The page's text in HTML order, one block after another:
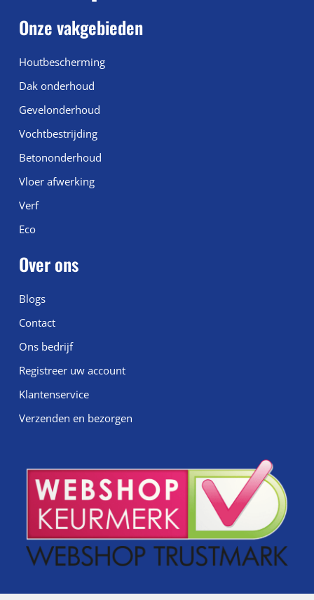
Onze vakgebieden
Houtbescherming
Dak onderhoud
Gevelonderhoud
Vochtbestrijding
Betononderhoud
Vloer afwerking
Verf
Eco
Over ons
Blogs
Contact
Ons bedrijf
Registreer uw account
Klantenservice
Verzenden en bezorgen